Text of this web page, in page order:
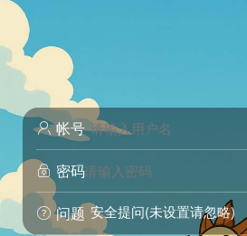
 帐号
 密码
 问题 安全提问(未设置请忽略)